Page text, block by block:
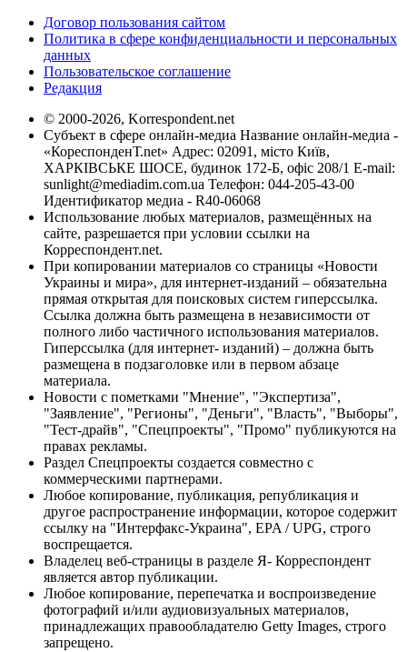
Договор пользования сайтом
Политика в сфере конфиденциальности и персональных
данных
Пользовательское соглашение
Редакция
© 2000-2026, Korrespondent.net
Субъект в сфере онлайн-медиа Название онлайн-медиа -
«КореспонденТ.net» Адрес: 02091, місто Київ,
ХАРКІВСЬКЕ ШОСЕ, будинок 172-Б, офіс 208/1 E-mail:
sunlight@mediadim.com.ua Телефон: 044-205-43-00
Идентификатор медиа - R40-06068
Использование любых материалов, размещённых на
сайте, разрешается при условии ссылки на
Корреспондент.net.
При копировании материалов со страницы «Новости
Украины и мира», для интернет-изданий – обязательна
прямая открытая для поисковых систем гиперссылка.
Ссылка должна быть размещена в независимости от
полного либо частичного использования материалов.
Гиперссылка (для интернет- изданий) – должна быть
размещена в подзаголовке или в первом абзаце
материала.
Новости с пометками "Мнение", "Экспертиза",
"Заявление", "Регионы", "Деньги", "Власть", "Выборы",
"Тест-драйв", "Спецпроекты", "Промо" публикуются на
правах рекламы.
Раздел Спецпроекты создается совместно с
коммерческими партнерами.
Любое копирование, публикация, републикация и
другое распространение информации, которое содержит
ссылку на "Интерфакс-Украина", EPA / UPG, строго
воспрещается.
Владелец веб-страницы в разделе Я- Корреспондент
является автор публикации.
Любое копирование, перепечатка и воспроизведение
фотографий и/или аудиовизуальных материалов,
принадлежащих правообладателю Getty Images, строго
запрещено.